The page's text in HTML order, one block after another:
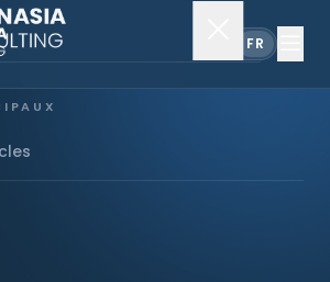
FR